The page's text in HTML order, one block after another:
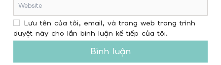
Lưu tên của tôi, email, và trang web trong trình
duyệt này cho lần bình luận kế tiếp của tôi.
Bình luận